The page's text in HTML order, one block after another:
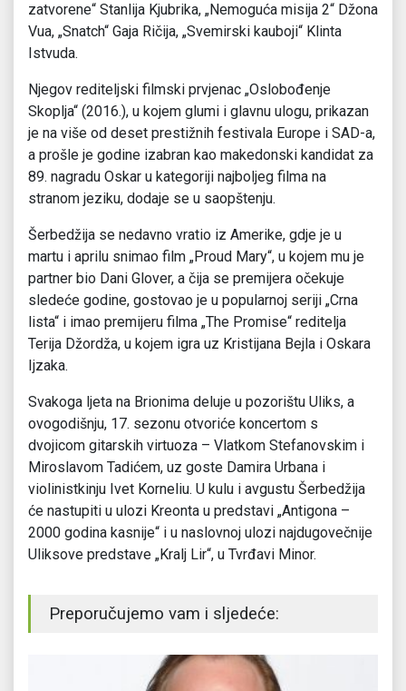
zatvorene“ Stanlija Kjubrika, „Nemoguća misija 2“ Džona
Vua, „Snatch“ Gaja Ričija, „Svemirski kauboji“ Klinta
Istvuda.
Njegov rediteljski filmski prvjenac „Oslobođenje
Skoplja“ (2016.), u kojem glumi i glavnu ulogu, prikazan
je na više od deset prestižnih festivala Europe i SAD-a,
a prošle je godine izabran kao makedonski kandidat za
89. nagradu Oskar u kategoriji najboljeg filma na
stranom jeziku, dodaje se u saopštenju.
Šerbedžija se nedavno vratio iz Amerike, gdje je u
martu i aprilu snimao film „Proud Mary“, u kojem mu je
partner bio Dani Glover, a čija se premijera očekuje
sledeće godine, gostovao je u popularnoj seriji „Crna
lista“ i imao premijeru filma „The Promise“ reditelja
Terija Džordža, u kojem igra uz Kristijana Bejla i Oskara
Ijzaka.
Svakoga ljeta na Brionima deluje u pozorištu Uliks, a
ovogodišnju, 17. sezonu otvoriće koncertom s
dvojicom gitarskih virtuoza – Vlatkom Stefanovskim i
Miroslavom Tadićem, uz goste Damira Urbana i
violinistkinju Ivet Korneliu. U kulu i avgustu Šerbedžija
će nastupiti u ulozi Kreonta u predstavi „Antigona –
2000 godina kasnije“ i u naslovnoj ulozi najdugovečnije
Uliksove predstave „Kralj Lir“, u Tvrđavi Minor.
Preporučujemo vam i sljedeće: